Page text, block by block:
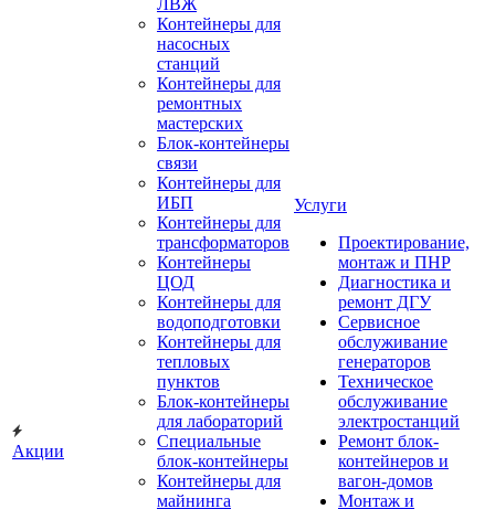
Акции
ЛВЖ
Контейнеры для
насосных
станций
Контейнеры для
ремонтных
мастерских
Блок-контейнеры
связи
Контейнеры для
ИБП
Контейнеры для
трансформаторов
Контейнеры
ЦОД
Контейнеры для
водоподготовки
Контейнеры для
тепловых
пунктов
Блок-контейнеры
для лабораторий
Специальные
блок-контейнеры
Контейнеры для
майнинга
Услуги
Проектирование,
монтаж и ПНР
Диагностика и
ремонт ДГУ
Сервисное
обслуживание
генераторов
Техническое
обслуживание
электростанций
Ремонт блок-
контейнеров и
вагон-домов
Монтаж и